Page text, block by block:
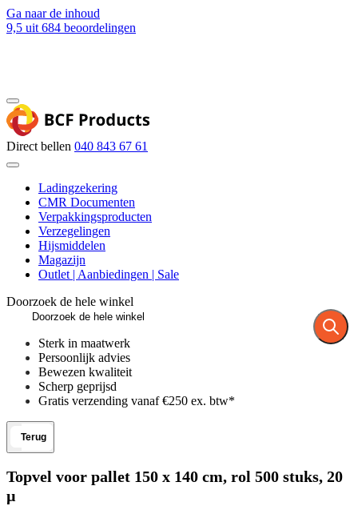
Ga naar de inhoud
9,5 uit 684 beoordelingen
Direct bellen 040 843 67 61
Ladingzekering
CMR Documenten
Verpakkingsproducten
Verzegelingen
Hijsmiddelen
Magazijn
Outlet | Aanbiedingen | Sale
Doorzoek de hele winkel
Sterk in maatwerk
Persoonlijk advies
Bewezen kwaliteit
Scherp geprijsd
Gratis verzending vanaf €250 ex. btw*
Terug
Topvel voor pallet 150 x 140 cm, rol 500 stuks, 20
µ